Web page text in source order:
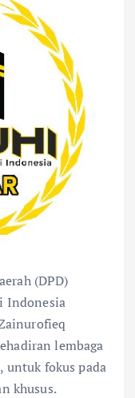
(DPD)
Indonesia
lembaga
untuk fokus pada
khusus.